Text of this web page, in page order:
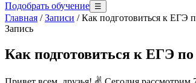
Подобрать обучение ☰
Главная /Записи /Как подготовиться к ЕГЭ
Запись
Как подготовиться к ЕГЭ